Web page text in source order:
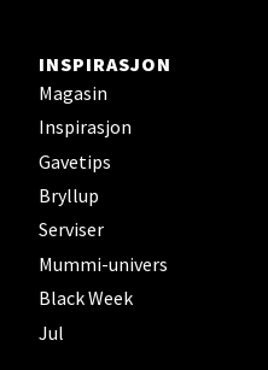
INSPIRASJON
Magasin
Inspirasjon
Gavetips
Bryllup
Serviser
Mummi-univers
Black Week
Jul
Leirvik - Stord
Torgbakken 2, 5401 Stord
Åpent i dag 10-17